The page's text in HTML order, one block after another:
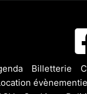
Billetterie